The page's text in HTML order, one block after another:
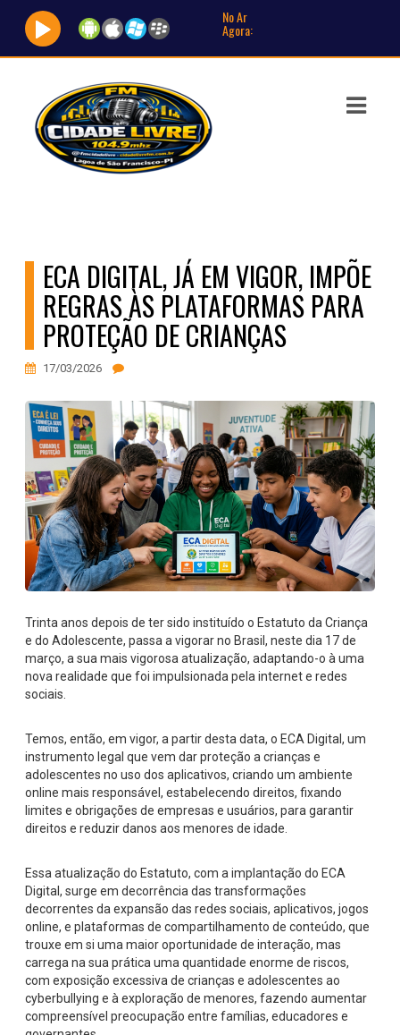
No Ar
Agora:
ECA DIGITAL, JÁ EM VIGOR, IMPÕE
REGRAS ÀS PLATAFORMAS PARA
PROTEÇÃO DE CRIANÇAS
17/03/2026
Trinta anos depois de ter sido instituído o Estatuto da Criança
e do Adolescente, passa a vigorar no Brasil, neste dia 17 de
março, a sua mais vigorosa atualização, adaptando-o à uma
nova realidade que foi impulsionada pela internet e redes
sociais.
Temos, então, em vigor, a partir desta data, o ECA Digital, um
instrumento legal que vem dar proteção a crianças e
adolescentes no uso dos aplicativos, criando um ambiente
online mais responsável, estabelecendo direitos, fixando
limites e obrigações de empresas e usuários, para garantir
direitos e reduzir danos aos menores de idade.
Essa atualização do Estatuto, com a implantação do ECA
Digital, surge em decorrência das transformações
decorrentes da expansão das redes sociais, aplicativos, jogos
online, e plataformas de compartilhamento de conteúdo, que
trouxe em si uma maior oportunidade de interação, mas
carrega na sua prática uma quantidade enorme de riscos,
com exposição excessiva de crianças e adolescentes ao
cyberbullying e à exploração de menores, fazendo aumentar
compreensível preocupação entre famílias, educadores e